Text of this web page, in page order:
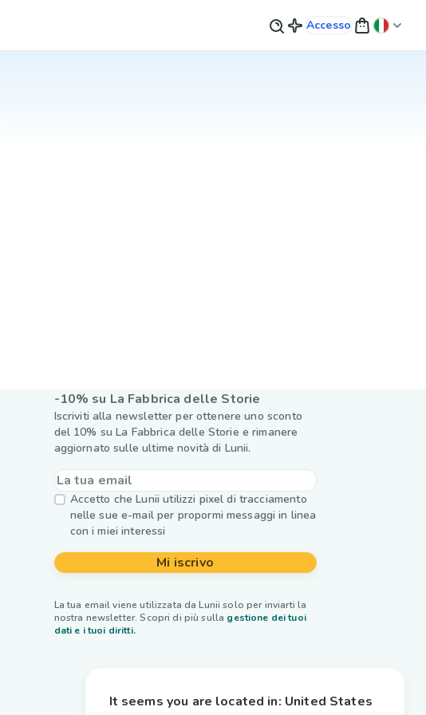
Accesso
-10% su La Fabbrica delle Storie
Iscriviti alla newsletter per ottenere uno sconto
del 10% su La Fabbrica delle Storie e rimanere
aggiornato sulle ultime novità di Lunii.
Accetto che Lunii utilizzi pixel di tracciamento
nelle sue e-mail per propormi messaggi in linea
con i miei interessi
Mi iscrivo
La tua email viene utilizzata da Lunii solo per inviarti la
nostra newsletter. Scopri di più sulla gestione dei tuoi
dati e i tuoi diritti.
It seems you are located in: United States